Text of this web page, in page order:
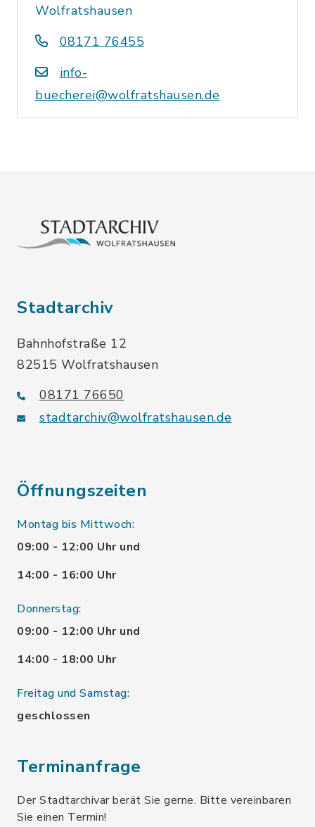
Wolfratshausen
08171 76455
info-
buecherei@wolfratshausen.de
Stadtarchiv
Bahnhofstraße 12
82515 Wolfratshausen
08171 76650
stadtarchiv@wolfratshausen.de
Öffnungszeiten
Montag bis Mittwoch:
09:00 - 12:00 Uhr und
14:00 - 16:00 Uhr
Donnerstag:
09:00 - 12:00 Uhr und
14:00 - 18:00 Uhr
Freitag und Samstag:
geschlossen
Terminanfrage
Der Stadtarchivar berät Sie gerne. Bitte vereinbaren
Sie einen Termin!